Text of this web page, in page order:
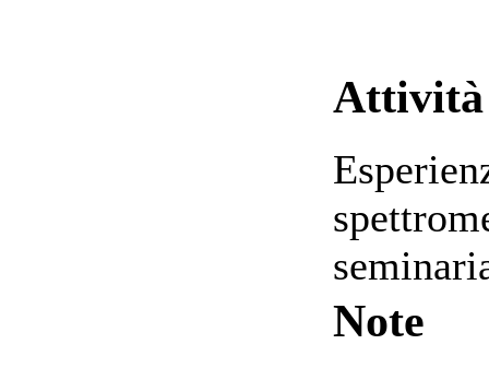
Attività
Note